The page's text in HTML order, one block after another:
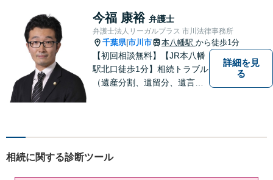
す。＜離婚、相続、交通事
故、企業法務、不動産等＞
【お花茶屋駅徒歩3分】
今福 康裕 弁護士
弁護士法人リーガルプラス 市川法律事務所
千葉県|市川市 本八幡駅 から徒歩1分
【初回相談無料】【JR本八幡
駅北口徒歩1分】相続トラブル
（遺産分割、遺留分、遺言争
す。
詳細を見
る
相続に関する診断ツール